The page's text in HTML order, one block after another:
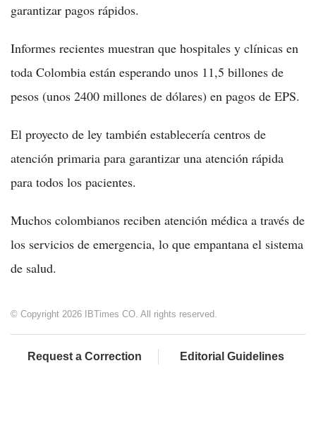
garantizar pagos rápidos.
Informes recientes muestran que hospitales y clínicas en
toda Colombia están esperando unos 11,5 billones de
pesos (unos 2400 millones de dólares) en pagos de EPS.
El proyecto de ley también establecería centros de
atención primaria para garantizar una atención rápida
para todos los pacientes.
Muchos colombianos reciben atención médica a través de
los servicios de emergencia, lo que empantana el sistema
de salud.
© Copyright 2026 IBTimes CO. All rights reserved.
Request a Correction Editorial Guidelines